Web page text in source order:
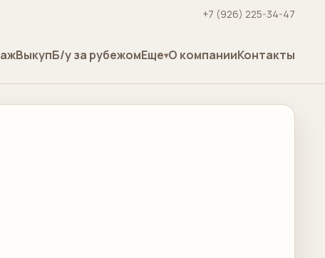
+7 (926) 225-34-47
ВыкупБ/у за рубежомЕще О компанииКонтакты